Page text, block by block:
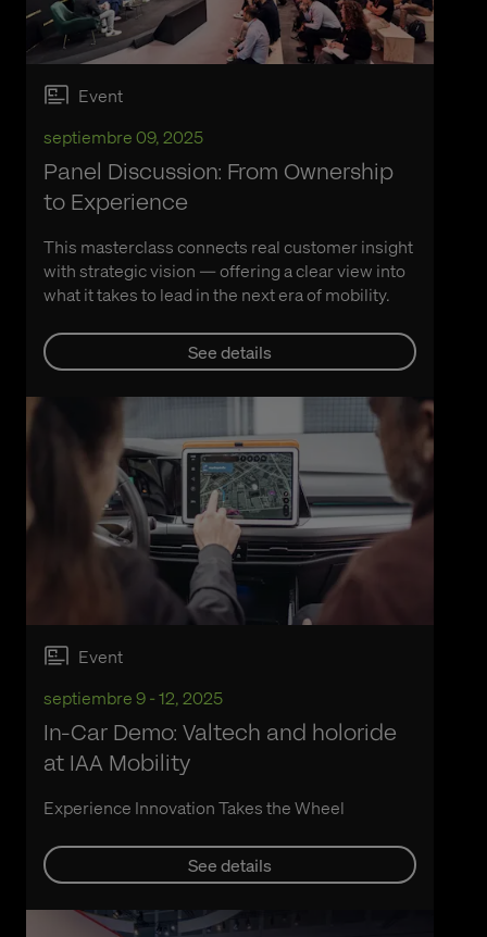
Event
septiembre 09, 2025
Panel Discussion: From Ownership
to Experience
This masterclass connects real customer insight
with strategic vision — offering a clear view into
what it takes to lead in the next era of mobility.
See details
Event
septiembre 9 - 12, 2025
In-Car Demo: Valtech and holoride
at IAA Mobility
Experience Innovation Takes the Wheel
See details